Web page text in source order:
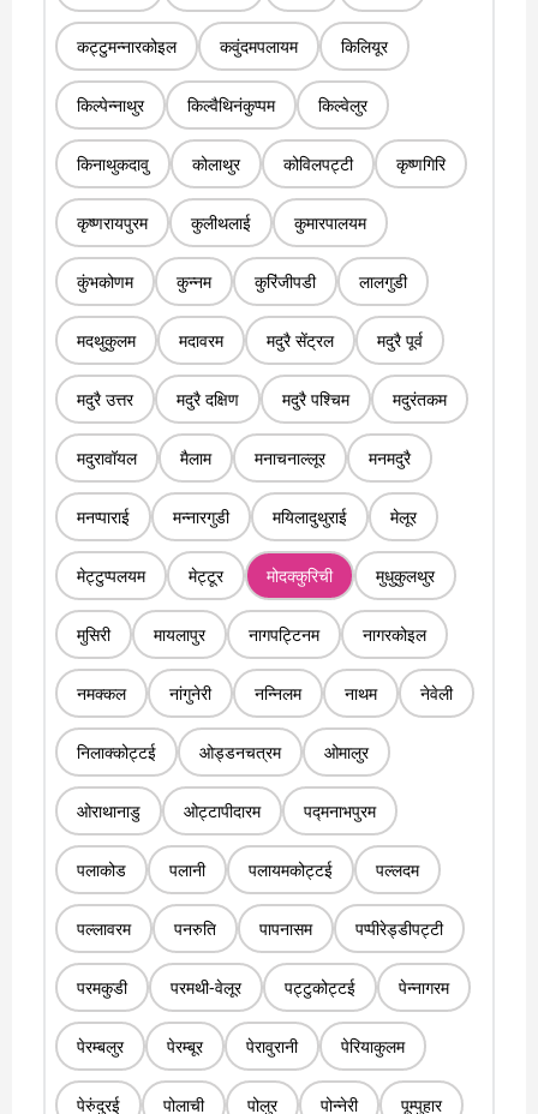
कट्टुमन्नारकोइल कवुंदमपलायम किलियूर
किल्पेन्नाथुर किल्वैथिनंकुप्पम किल्वेलुर
किनाथुकदावु कोलाथुर कोविलपट्टी कृष्णगिरि
कृष्णरायपुरम कुलीथलाई कुमारपालयम
कुंभकोणम कुन्नम कुरिंजीपडी लालगुडी
मदथुकुलम मदावरम मदुरै सेंट्रल मदुरै पूर्व
मदुरै उत्तर मदुरै दक्षिण मदुरै पश्चिम मदुरंतकम
मदुरावॉयल मैलाम मनाचनाल्लूर मनमदुरै
मनप्पाराई मन्नारगुडी मयिलादुथुराई मेलूर
मेट्टुप्पलयम मेट्टूर मोदक्कुरिची मुधुकुलथुर
मुसिरी मायलापुर नागपट्टिनम नागरकोइल
नमक्कल नांगुनेरी नन्निलम नाथम नेवेली
निलाक्कोट्टई ओड्डनचत्रम ओमालुर
ओराथानाडु ओट्टापीदारम पद्मनाभपुरम
पलाकोड पलानी पलायमकोट्टई पल्लदम
पल्लावरम पनरुति पापनासम पप्पीरेड्डीपट्टी
परमकुडी परमथी-वेलूर पट्टुकोट्टई पेन्नागरम
पेरम्बलुर पेरम्बूर पेरावुरानी पेरियाकुलम
पेरुंदुरई पोलाची पोलुर पोन्नेरी पूम्पुहार